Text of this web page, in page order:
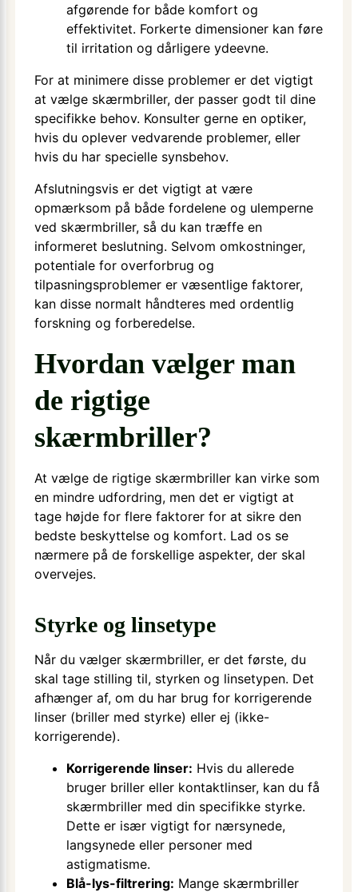
afgørende for både komfort og
effektivitet. Forkerte dimensioner kan føre
til irritation og dårligere ydeevne.
For at minimere disse problemer er det vigtigt
at vælge skærmbriller, der passer godt til dine
specifikke behov. Konsulter gerne en optiker,
hvis du oplever vedvarende problemer, eller
hvis du har specielle synsbehov.
Afslutningsvis er det vigtigt at være
opmærksom på både fordelene og ulemperne
ved skærmbriller, så du kan træffe en
informeret beslutning. Selvom omkostninger,
potentiale for overforbrug og
tilpasningsproblemer er væsentlige faktorer,
kan disse normalt håndteres med ordentlig
forskning og forberedelse.
Hvordan vælger man
de rigtige
skærmbriller?
At vælge de rigtige skærmbriller kan virke som
en mindre udfordring, men det er vigtigt at
tage højde for flere faktorer for at sikre den
bedste beskyttelse og komfort. Lad os se
nærmere på de forskellige aspekter, der skal
overvejes.
Styrke og linsetype
Når du vælger skærmbriller, er det første, du
skal tage stilling til, styrken og linsetypen. Det
afhænger af, om du har brug for korrigerende
linser (briller med styrke) eller ej (ikke-
korrigerende).
Korrigerende linser: Hvis du allerede
bruger briller eller kontaktlinser, kan du få
skærmbriller med din specifikke styrke.
Dette er især vigtigt for nærsynede,
langsynede eller personer med
astigmatisme.
Blå-lys-filtrering: Mange skærmbriller